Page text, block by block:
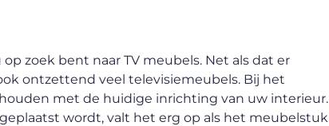
zoek bent naar TV meubels. Net als dat er
ontzettend veel televisiemeubels. Bij het
met de huidige inrichting van uw interieur.
wordt, valt het erg op als het meubelstuk